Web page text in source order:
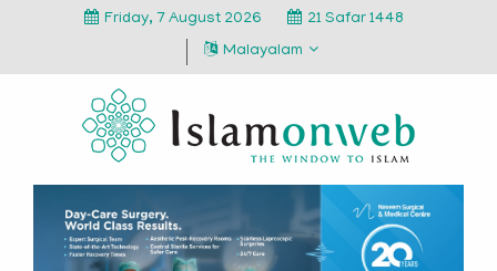
Friday, 7 August 2026
21 Safar 1448
Malayalam